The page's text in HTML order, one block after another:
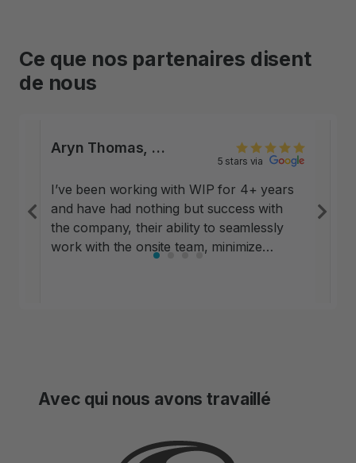
Ce que nos partenaires disent
de nous
Aryn Thomas, Sr. Regional Property Manager, Greystar Owned Assets,
5 stars via
I’ve been working with WIP for 4+ years
and have had nothing but success with
the company, their ability to seamlessly
work with the onsite team, minimize
not currently doing so – it’s a win win!
Previous
Avec qui nous avons travaillé